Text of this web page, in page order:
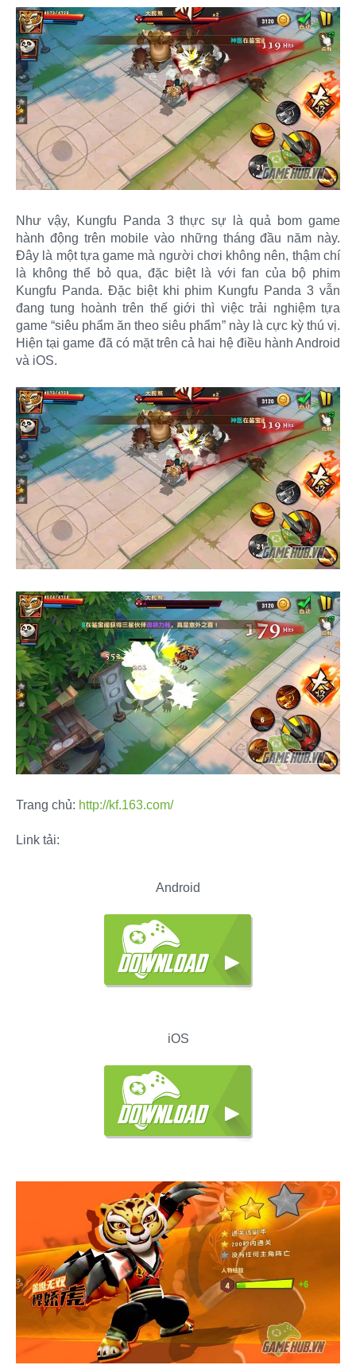
Như vậy, Kungfu Panda 3 thực sự là quả bom game
hành động trên mobile vào những tháng đầu năm này.
Đây là một tựa game mà người chơi không nên, thậm chí
là không thể bỏ qua, đặc biệt là với fan của bộ phim
Kungfu Panda. Đặc biệt khi phim Kungfu Panda 3 vẫn
đang tung hoành trên thế giới thì việc trải nghiệm tựa
game “siêu phẩm ăn theo siêu phẩm” này là cực kỳ thú vị.
Hiện tại game đã có mặt trên cả hai hệ điều hành Android
và iOS.
Trang chủ: http://kf.163.com/
Link tải:
Android
iOS